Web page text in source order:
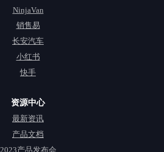
NinjaVan
销售易
长安汽车
小红书
快手
资源中心
最新资讯
产品文档
2023产品发布会